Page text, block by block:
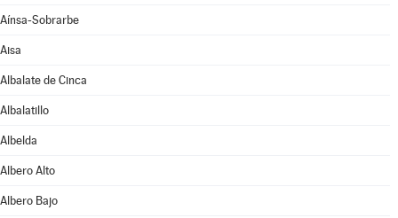
Aínsa-Sobrarbe
Aisa
Albalate de Cinca
Albalatillo
Albelda
Albero Alto
Albero Bajo